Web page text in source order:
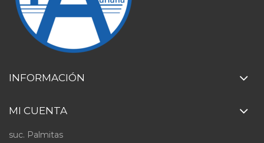
INFORMACIÓN
MI CUENTA
suc. Palmitas